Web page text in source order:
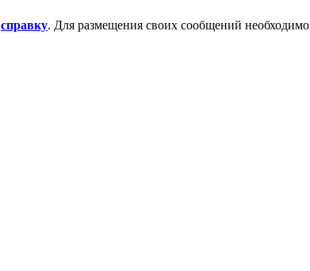
справку. Для размещения своих сообщений необходимо